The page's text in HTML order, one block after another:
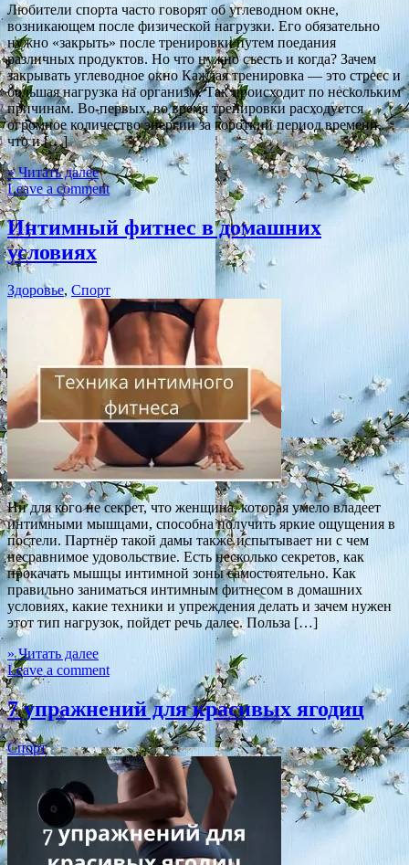
Любители спорта часто говорят об углеводном окне,
возникающем после физической нагрузки. Его обязательно
нужно «закрыть» после тренировки путем поедания
различных продуктов. Но что нужно съесть и когда? Зачем
закрывать углеводное окно Каждая тренировка — это стресс и
большая нагрузка на организм. Так происходит по нескольким
причинам. Во-первых, во время тренировки расходуется
огромное количество энергии за короткий период времени,
что и […]
» Читать далее
Leave a comment
Интимный фитнес в домашних
условиях
Здоровье, Спорт
Ни для кого не секрет, что женщина, которая умело владеет
интимными мышцами, способна получить яркие ощущения в
постели. Партнёр такой дамы также испытывает ни с чем
несравнимое удовольствие. Есть несколько секретов, как
прокачать мышцы интимной зоны самостоятельно. Как
правильно заниматься интимным фитнесом в домашних
условиях, какие техники и упреждения делать и зачем нужен
этот тип нагрузок, пойдет речь далее. Польза […]
» Читать далее
Leave a comment
7 упражнений для красивых ягодиц
Спорт